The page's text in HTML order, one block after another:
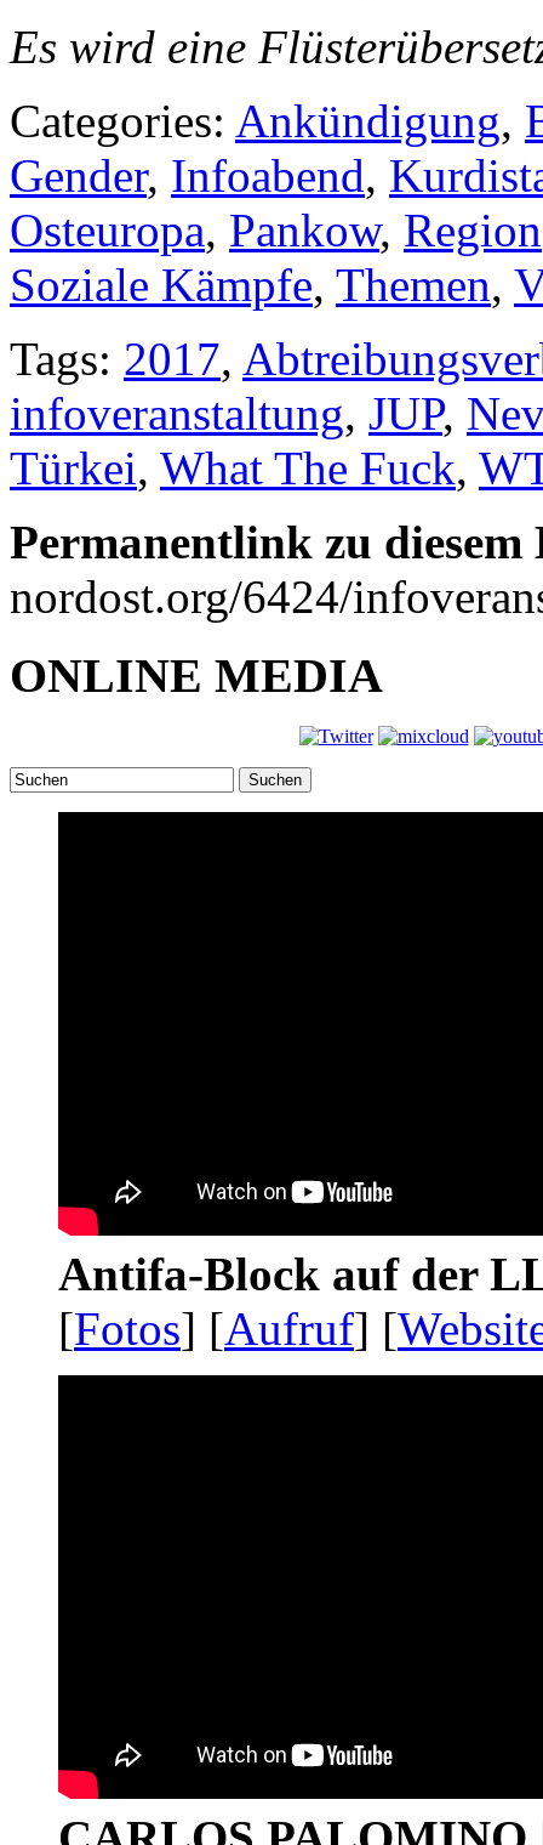
Es wird eine
Categories: Ankündigung,
Gender, Infoabend,
Osteuropa, Pankow, Region
Soziale Kämpfe, Themen,
Tags: 2017,
infoveranstaltung, JUP,
Türkei, What The Fuck,
Permanentlink zu
nordost.org/6424/
ONLINE MEDIA
Suchen
Antifa-Block auf der
[Fotos] [Aufruf] [